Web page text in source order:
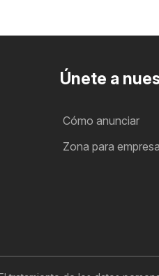
Únete a
Cómo anunciar
Zona para